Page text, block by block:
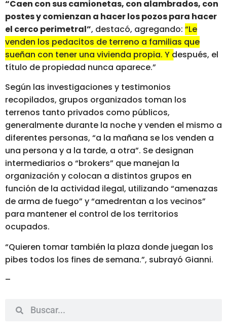
“Caen con sus camionetas, con alambrados, con
postes y comienzan a hacer los pozos para hacer
el cerco perimetral”, destacó, agregando: “Le
venden los pedacitos de terreno a familias que
sueñan con tener una vivienda propia. Y después, el
título de propiedad nunca aparece.”
Según las investigaciones y testimonios
recopilados, grupos organizados toman los
terrenos tanto privados como públicos,
generalmente durante la noche y venden el mismo a
diferentes personas, “a la mañana se los venden a
una persona y a la tarde, a otra”. Se designan
intermediarios o “brokers” que manejan la
organización y colocan a distintos grupos en
función de la actividad ilegal, utilizando “amenazas
de arma de fuego” y “amedrentan a los vecinos”
para mantener el control de los territorios
ocupados.
“Quieren tomar también la plaza donde juegan los
pibes todos los fines de semana.”, subrayó Gianni.
–